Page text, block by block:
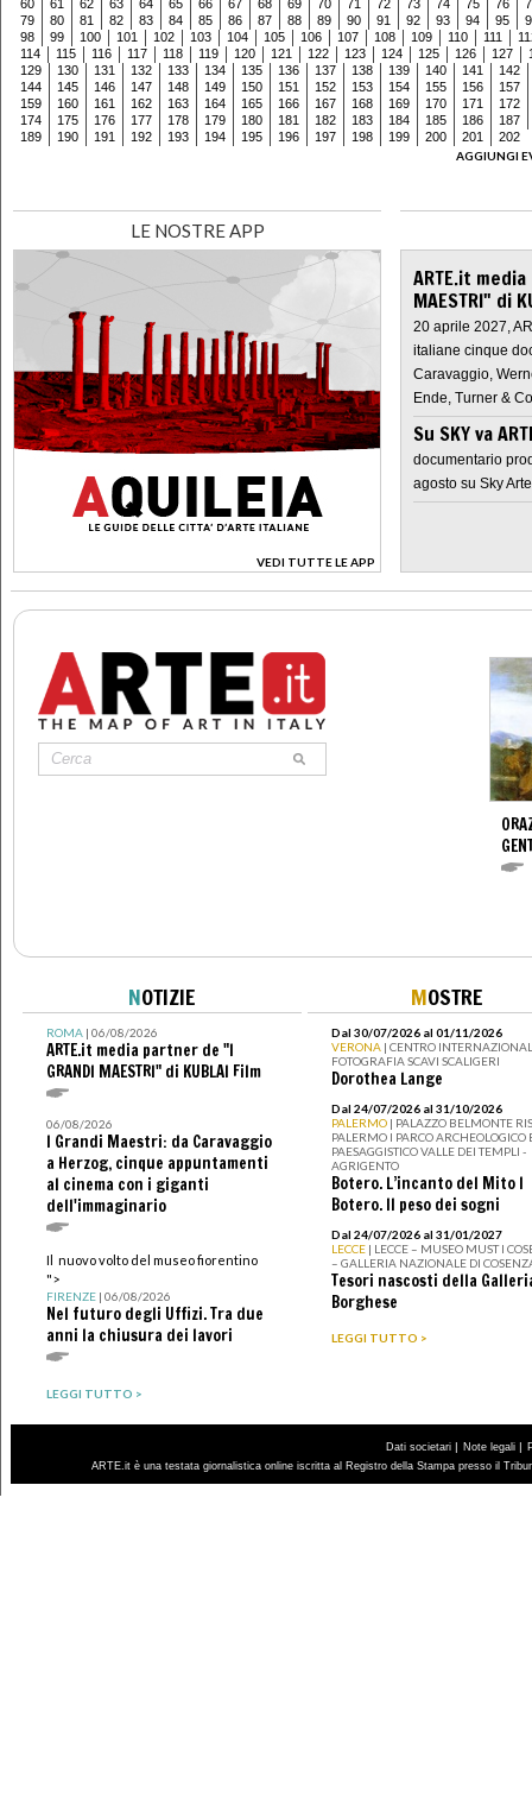
60 61 62 63 64 65 66 67 68 69 70 71 72 73 74 75 76
79
80 81 82 83 84 85 86 87 88 89 90 91 92 93 94 95
98
99 100 101 102 103 104 105 106 107 108 109 110 111
114
115 116 117 118 119 120 121 122 123 124 125 126 127
129
130 131 132 133 134 135 136 137 138 139 140 141
142
144
145 146 147 148 149 150 151 152 153 154 155 156
157
159
160 161 162 163 164 165 166 167 168 169 170 171
172
174
175 176 177 178 179 180 181 182 183 184 185 186
187
189
190 191 192 193 194 195 196 197 198 199 200 201
202
AGGIUNGI
LE NOSTRE APP
VEDI TUTTE LE APP
>
ARTE.it
MAESTRI" di
20 aprile 2027,
italiane cinque
Caravaggio,
Ende, Turner &
Su SKY va
documentario
agosto su Sky Arte
NOTIZIE
ROMA| 06/08/2026
ARTE.it media partner de "I
GRANDI MAESTRI" di KUBLAI Film
06/08/2026
I Grandi Maestri: da Caravaggio
a Herzog, cinque appuntamenti
al cinema con i giganti
dell'immaginario
Il nuovo volto del museo fiorentino
">
FIRENZE| 06/08/2026
Nel futuro degli Uffizi. Tra due
anni la chiusura dei lavori
LEGGI TUTTO >
MOSTRE
Dal 30/07/2026 al 01/11/2026
VERONA | CENTRO
FOTOGRAFIA SCAVI SCALIGERI
Dorothea Lange
Dal 24/07/2026 al 31/10/2026
PALERMO | PALAZZO BELMONTE
PALERMO I PARCO ARCHEOLOGICO
PAESAGGISTICO VALLE DEI TEMPLI -
AGRIGENTO
Botero. L’incanto del Mito I
Botero. Il peso dei sogni
Dal 24/07/2026 al 31/01/2027
LECCE | LECCE – MUSEO MUST I
– GALLERIA NAZIONALE DI
Tesori nascosti della
Borghese
LEGGI TUTTO >
Dati societari | Note legali |
ARTE.it è una testata giornalistica online iscritta al Registro della Stampa presso il